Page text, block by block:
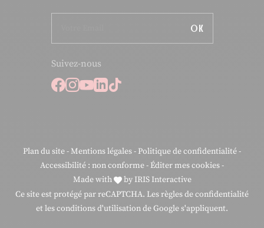
OK
Suivez-nous
Suivez-nous sur Facebook
Suivez-nous sur Instagram
Suivez-nous sur Youtube
Suivez-nous sur
Suivez-nous sur Tiktok
Plan du site-Mentions légales-Politique de confidentialité-
Accessibilité : non conforme- Éditer mes cookies-
Made with
byIRIS Interactive
Ce site est protégé par reCAPTCHA. Lesrègles de confidentialité
et lesconditions d'utilisationde Google s'appliquent.